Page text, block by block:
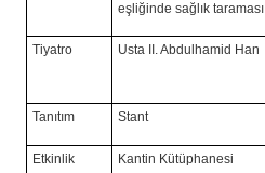
eşliğinde sağlık taraması
Tiyatro Usta II. Abdulhamid Han
Tanıtım Stant
Etkinlik Kantin Kütüphanesi